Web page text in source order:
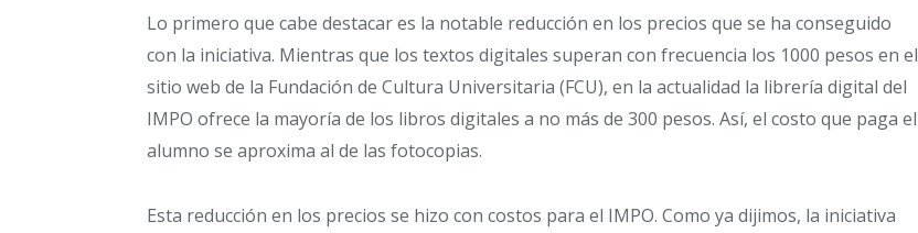
Lo primero que cabe destacar es la notable reducción en los precios que se ha conseguido
con la iniciativa. Mientras que los textos digitales superan con frecuencia los 1000 pesos en el
sitio web de la Fundación de Cultura Universitaria (FCU), en la actualidad la librería digital del
IMPO ofrece la mayoría de los libros digitales a no más de 300 pesos. Así, el costo que paga el
alumno se aproxima al de las fotocopias.
Esta reducción en los precios se hizo con costos para el IMPO. Como ya dijimos, la iniciativa